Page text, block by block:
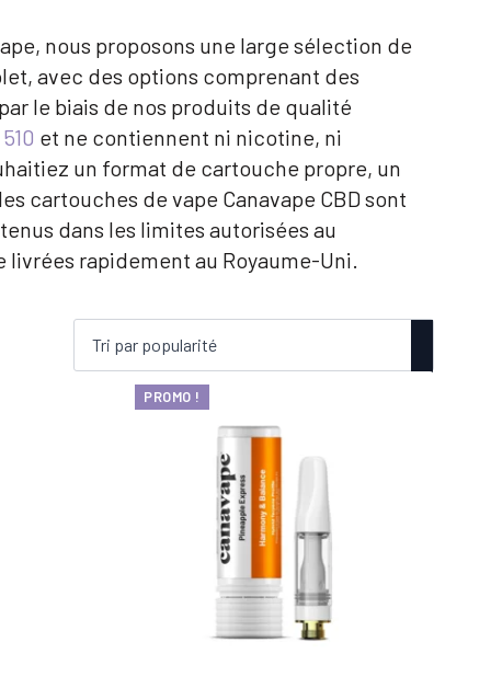
nous proposons une large sélection de
avec des options comprenant des
le biais de nos produits de qualité
et ne contiennent ni nicotine, ni
un format de cartouche propre, un
cartouches de vape Canavape CBD sont
dans les limites autorisées au
rapidement au Royaume-Uni.
PROMO !